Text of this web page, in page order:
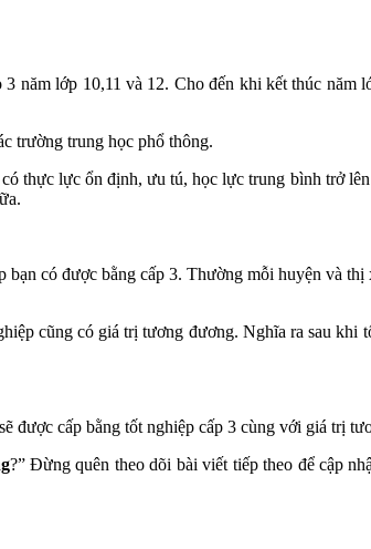
năm lớp 10,11 và 12. Cho đến khi kết thúc
trường trung học phổ thông.
thực lực ổn định, ưu tú, học lực trung bình trở
có được bằng cấp 3. Thường mỗi huyện và thị
cũng có giá trị tương đương. Nghĩa ra sau khi
được cấp bằng tốt nghiệp cấp 3 cùng với giá trị
?” Đừng quên theo dõi bài viết tiếp theo để cập